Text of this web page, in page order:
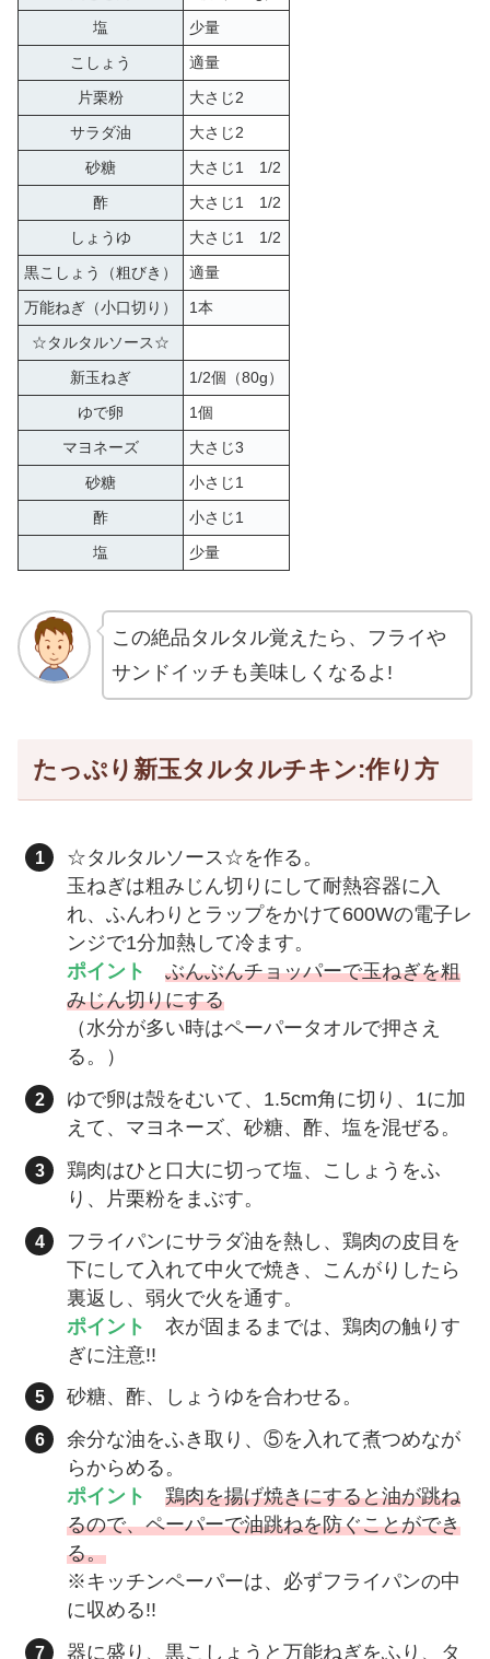
塩
少量
こしょう
適量
片栗粉
大さじ2
サラダ油
大さじ2
砂糖
大さじ1 1/2
酢
大さじ1 1/2
しょうゆ
大さじ1 1/2
黒こしょう（粗びき）
適量
万能ねぎ（小口切り）
1本
☆タルタルソース☆
新玉ねぎ
1/2個（80g）
ゆで卵
1個
マヨネーズ
大さじ3
砂糖
小さじ1
酢
小さじ1
塩
少量
この絶品タルタル覚えたら、フライや
サンドイッチも美味しくなるよ!
たっぷり新玉タルタルチキン:作り方
☆タルタルソース☆を作る。
玉ねぎは粗みじん切りにして耐熱容器に入
れ、ふんわりとラップをかけて600Wの電子レ
ンジで1分加熱して冷ます。
ポイント
ぶんぶんチョッパーで玉ねぎを粗
みじん切りにする
（水分が多い時はペーパータオルで押さえ
る。）
ゆで卵は殻をむいて、1.5cm角に切り、1に加
えて、マヨネーズ、砂糖、酢、塩を混ぜる。
鶏肉はひと口大に切って塩、こしょうをふ
り、片栗粉をまぶす。
フライパンにサラダ油を熱し、鶏肉の皮目を
下にして入れて中火で焼き、こんがりしたら
裏返し、弱火で火を通す。
ポイント
衣が固まるまでは、鶏肉の触りす
ぎに注意!!
砂糖、酢、しょうゆを合わせる。
余分な油をふき取り、⑤を入れて煮つめなが
らからめる。
ポイント
鶏肉を揚げ焼きにすると油が跳ね
るので、ペーパーで油跳ねを防ぐことができ
る。
※キッチンペーパーは、必ずフライパンの中
に収める!!
器に盛り、黒こしょうと万能ねぎをふり、タ